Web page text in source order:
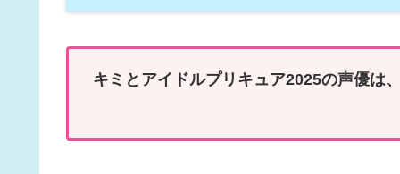
キミとアイドルプリキュア2025の声優は